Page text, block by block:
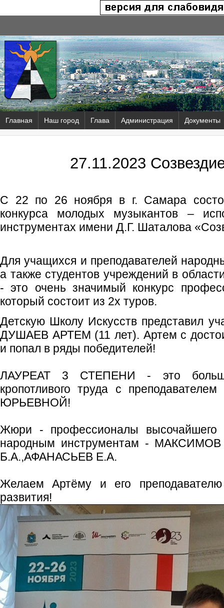
Главная Наш город Глава Администрация Документы
27.11.2023
С 22 по 26 ноября в г. Самара
конкурса молодых музыкантов –
инструментах имени Д.Г. Шаталова
Для учащихся и преподавателей
а также студентов учреждений в
- это очень значимый конкурс
который состоит из 2х туров.
Детскую Школу Искусств представил
ДУШАЕВ АРТЕМ (11 лет). Артем с
и попал в ряды победителей!
ЛАУРЕАТ 3 СТЕПЕНИ - это
кропотливого труда с
ЮРЬЕВНОЙ!
Жюри - профессионалы высочайшего
народным инструментам -
Б.А.,АФАНАСЬЕВ Е.А.
Желаем Артёму и его
развития!